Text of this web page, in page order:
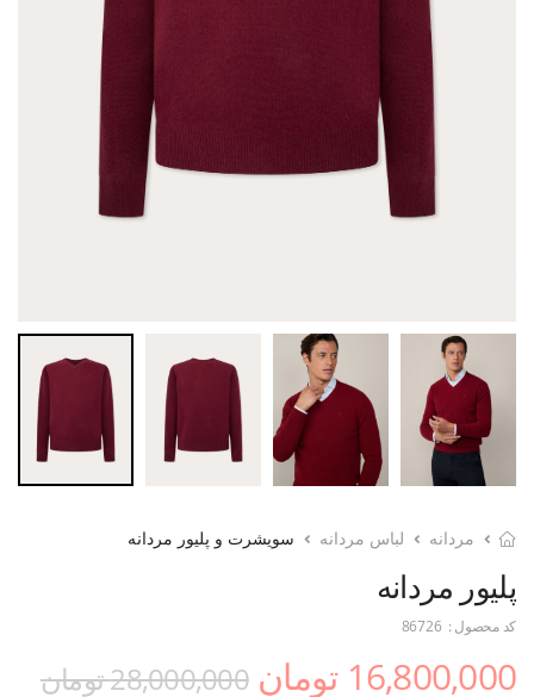
مردانه لباس مردانه سویشرت و پلیور مردانه
پلیور مردانه
کد محصول : 86726
16,800,000 تومان 28,000,000 تومان